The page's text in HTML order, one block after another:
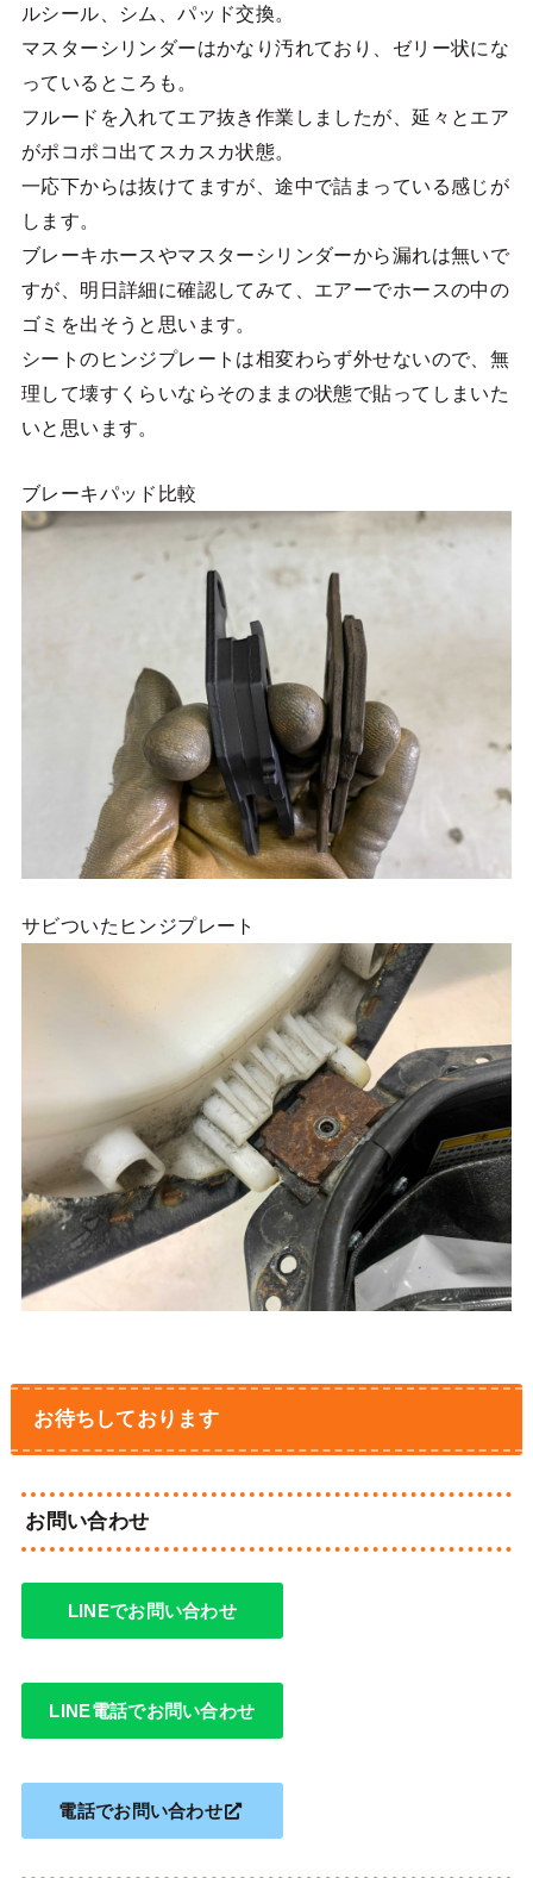
ルシール、シム、パッド交換。
マスターシリンダーはかなり汚れており、ゼリー状にな
っているところも。
フルードを入れてエア抜き作業しましたが、延々とエア
がポコポコ出てスカスカ状態。
一応下からは抜けてますが、途中で詰まっている感じが
します。
ブレーキホースやマスターシリンダーから漏れは無いで
すが、明日詳細に確認してみて、エアーでホースの中の
ゴミを出そうと思います。
シートのヒンジプレートは相変わらず外せないので、無
理して壊すくらいならそのままの状態で貼ってしまいた
いと思います。
ブレーキパッド比較
サビついたヒンジプレート
お待ちしております
お問い合わせ
LINEでお問い合わせ
LINE電話でお問い合わせ
電話でお問い合わせ